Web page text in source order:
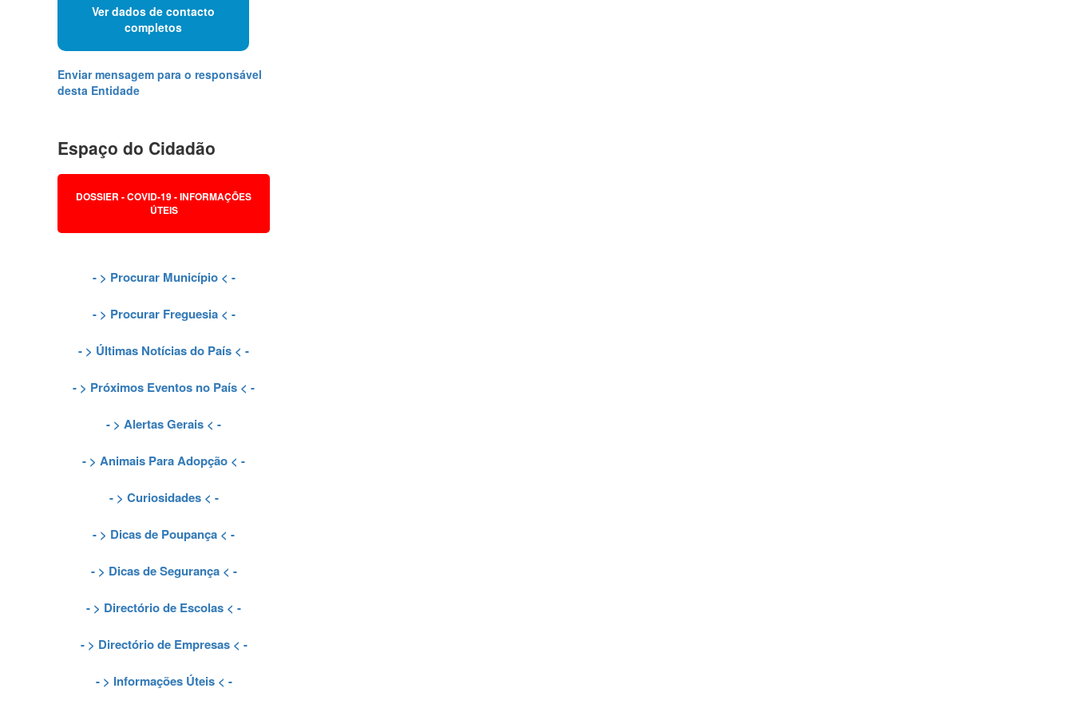
Ver dados de contacto
completos
Enviar mensagem para o responsável
desta Entidade
Espaço do Cidadão
DOSSIER - COVID-19 - INFORMAÇÕES
ÚTEIS
- > Procurar Município< -
- > Procurar Freguesia< -
- > Últimas Notícias do País < -
- > Próximos Eventos no País < -
- >Alertas Gerais < -
- >Animais Para Adopção < -
- > Curiosidades< -
- > Dicas de Poupança < -
- > Dicas de Segurança< -
- > Directório de Escolas < -
- > Directório de Empresas< -
- > Informações Úteis< -